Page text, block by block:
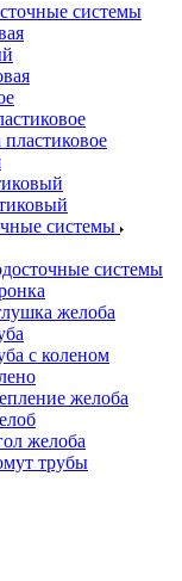
системы
системы
системы
желоба
c коленом
желоба
желоба
трубы